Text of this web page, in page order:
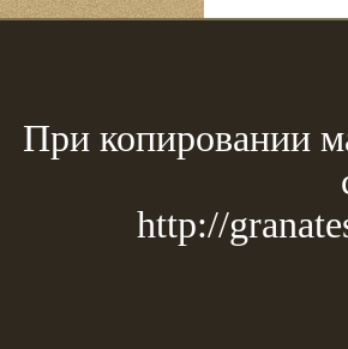
При копировании
http://